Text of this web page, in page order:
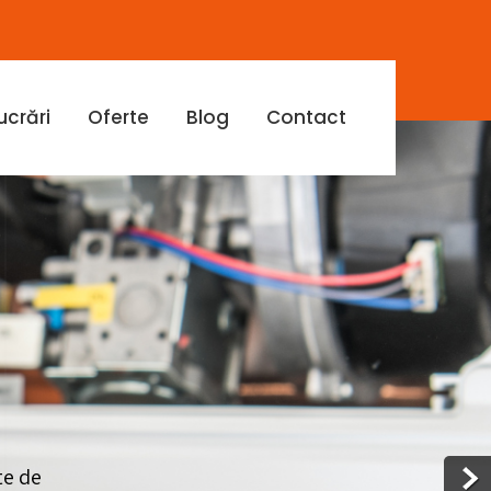
Oferte Blog Contact
de